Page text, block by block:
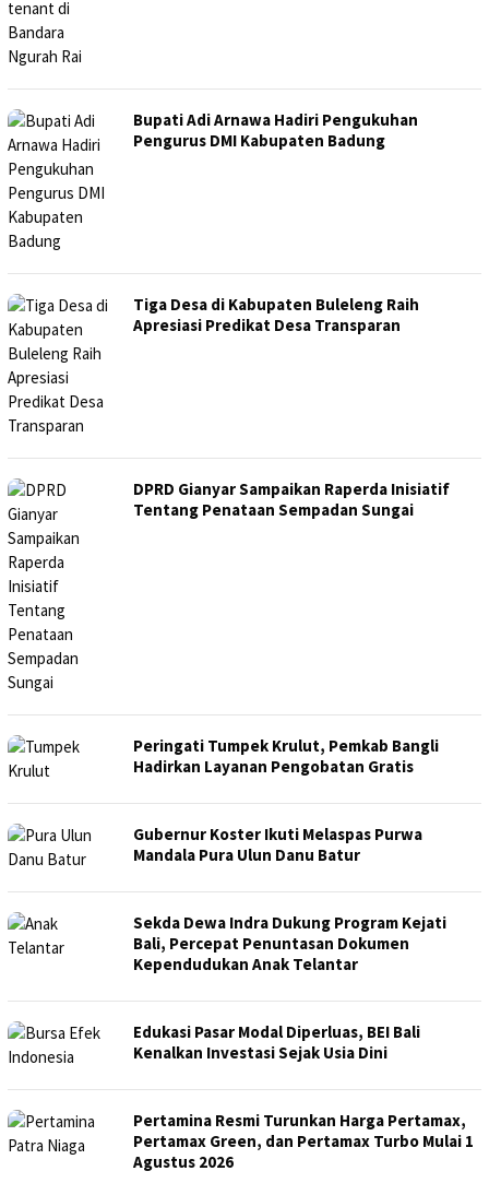
Bupati Adi Arnawa Hadiri Pengukuhan
Pengurus DMI Kabupaten Badung
Tiga Desa di Kabupaten Buleleng Raih
Apresiasi Predikat Desa Transparan
DPRD Gianyar Sampaikan Raperda Inisiatif
Tentang Penataan Sempadan Sungai
Peringati Tumpek Krulut, Pemkab Bangli
Hadirkan Layanan Pengobatan Gratis
Gubernur Koster Ikuti Melaspas Purwa
Mandala Pura Ulun Danu Batur
Sekda Dewa Indra Dukung Program Kejati
Bali, Percepat Penuntasan Dokumen
Kependudukan Anak Telantar
Edukasi Pasar Modal Diperluas, BEI Bali
Kenalkan Investasi Sejak Usia Dini
Pertamina Resmi Turunkan Harga Pertamax,
Pertamax Green, dan Pertamax Turbo Mulai 1
Agustus 2026